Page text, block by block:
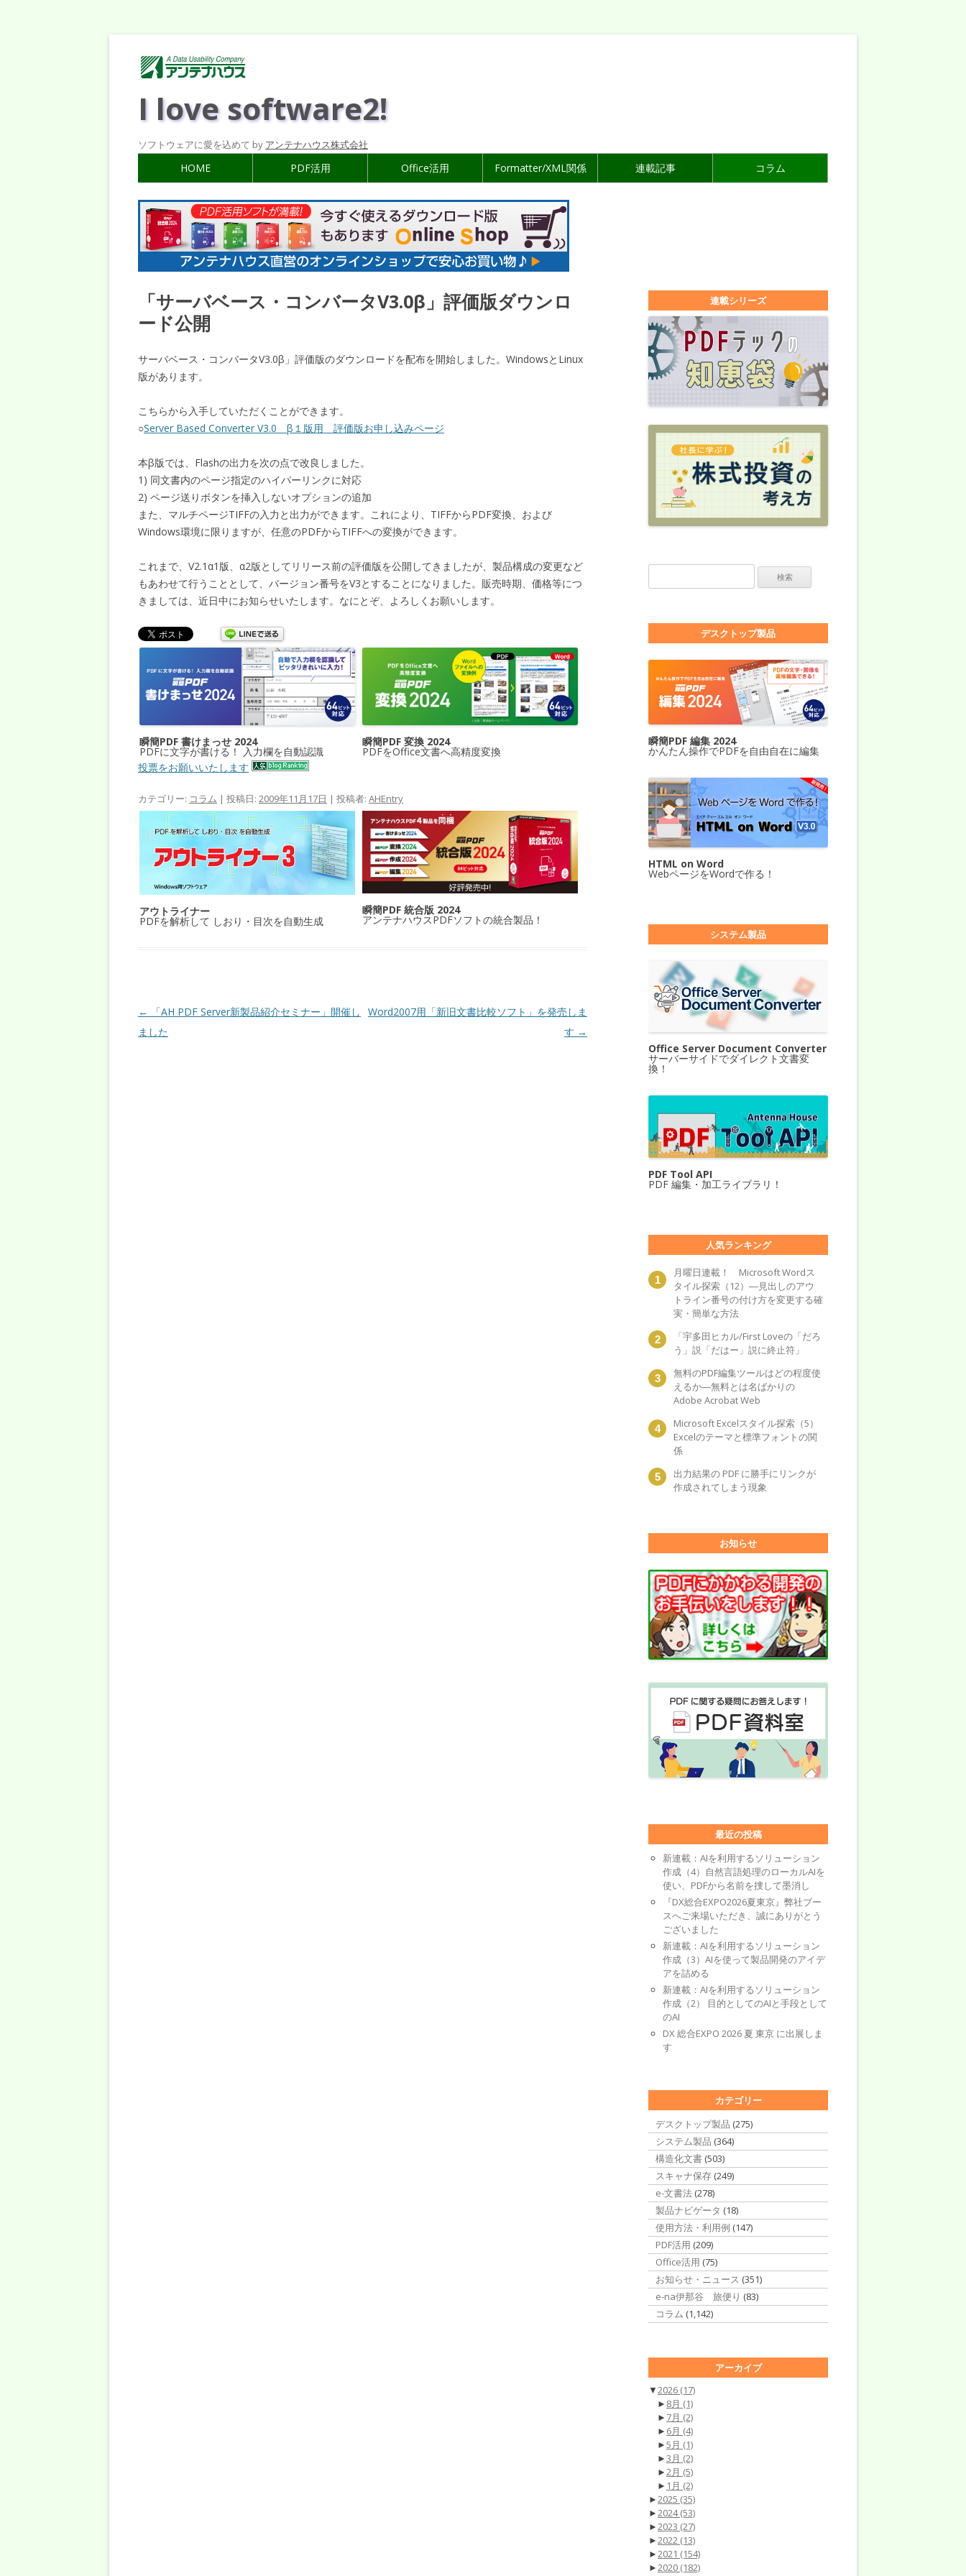
I love software2!
ソフトウェアに愛を込めて by アンテナハウス株式会社
HOME PDF活用 Office活用 Formatter/XML関係 連載記事 コラム
「サーバベース・コンバータV3.0β」評価版ダウンロ
ード公開
サーバベース・コンバータV3.0β」評価版のダウンロードを配布を開始しました。WindowsとLinux
版があります。
こちらから入手していただくことができます。
○Server Based Converter V3.0 β１版用 評価版お申し込みページ
本β版では、Flashの出力を次の点で改良しました。
1) 同文書内のページ指定のハイパーリンクに対応
2) ページ送りボタンを挿入しないオプションの追加
また、マルチページTIFFの入力と出力ができます。これにより、TIFFからPDF変換、および
Windows環境に限りますが、任意のPDFからTIFFへの変換ができます。
これまで、V2.1α1版、α2版としてリリース前の評価版を公開してきましたが、製品構成の変更など
もあわせて行うこととして、バージョン番号をV3とすることになりました。販売時期、価格等につ
きましては、近日中にお知らせいたします。なにとぞ、よろしくお願いします。
瞬簡PDF 書けまっせ 2024
PDFに文字が書ける！ 入力欄を自動認識
瞬簡PDF 変換 2024
PDFをOffice文書へ高精度変換
投票をお願いいたします
カテゴリー: コラム | 投稿日: 2009年11月17日 | 投稿者: AHEntry
アウトライナー
PDFを解析して しおり・目次を自動生成
瞬簡PDF 統合版 2024
アンテナハウスPDFソフトの統合製品！
投稿ナビゲーション
←
「AH PDF Server新製品紹介セミナー」開催し
ました
Word2007用「新旧文書比較ソフト」を発売しま
す →
連載シリーズ
デスクトップ製品
瞬簡PDF 編集 2024
かんたん操作でPDFを自由自在に編集
HTML on Word
WebページをWordで作る！
システム製品
Office Server Document Converter
サーバーサイドでダイレクト文書変
換！
PDF Tool API
PDF 編集・加工ライブラリ！
人気ランキング
月曜日連載！ Microsoft Wordス
タイル探索（12）―見出しのアウ
トライン番号の付け方を変更する確
実・簡単な方法
「宇多田ヒカル/First Loveの「だろ
う」説「だはー」説に終止符」
無料のPDF編集ツールはどの程度使
えるか―無料とは名ばかりの
Adobe Acrobat Web
Microsoft Excelスタイル探索（5）
Excelのテーマと標準フォントの関
係
出力結果の PDF に勝手にリンクが
作成されてしまう現象
お知らせ
最近の投稿
新連載：AIを利用するソリューション
作成（4）自然言語処理のローカルAIを
使い、PDFから名前を捜して墨消し
『DX総合EXPO2026夏東京』弊社ブー
スへご来場いただき、誠にありがとう
ございました
新連載：AIを利用するソリューション
作成（3）AIを使って製品開発のアイデ
アを詰める
新連載：AIを利用するソリューション
作成（2） 目的としてのAIと手段として
のAI
DX 総合EXPO 2026 夏 東京 に出展しま
す
カテゴリー
デスクトップ製品 (275)
システム製品 (364)
構造化文書 (503)
スキャナ保存 (249)
e-文書法 (278)
製品ナビゲータ (18)
使用方法・利用例 (147)
PDF活用 (209)
Office活用 (75)
お知らせ・ニュース (351)
e-na伊那谷 旅便り (83)
コラム (1,142)
アーカイブ
▼2026 (17)
► 8月 (1)
► 7月 (2)
► 6月 (4)
►5月 (1)
►3月 (2)
►2月 (5)
► 1月 (2)
►2025 (35)
►2024(53)
►2023 (27)
►2022 (13)
►2021 (154)
►2020 (182)